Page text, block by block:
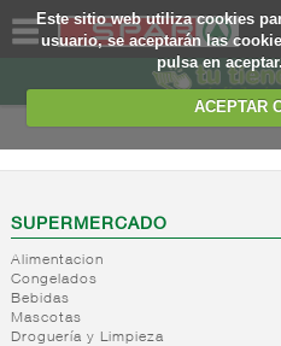
Este sitio web utiliza cookies
usuario, se aceptarán las
pulsa en
ACEPTAR
SOMOS
WEB
EJEMPLO
SUPERMERCADO
Alimentacion
Congelados
Bebidas
Mascotas
Droguería y Limpieza